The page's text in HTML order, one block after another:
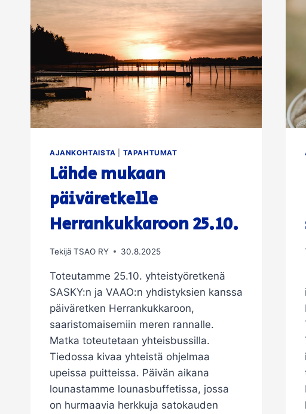
AJANKOHTAISTA TAPAHTUMAT
Lähde mukaan
päiväretkelle
Herrankukkaroon 25.10.
Tekijä TSAO RY 30.8.2025
Toteutamme 25.10. yhteistyöretkenä
SASKY:n ja VAAO:n yhdistyksien kanssa
päiväretken Herrankukkaroon,
saaristomaisemiin meren rannalle.
Matka toteutetaan yhteisbussilla.
Tiedossa kivaa yhteistä ohjelmaa
upeissa puitteissa. Päivän aikana
lounastamme lounasbuffetissa, jossa
on hurmaavia herkkuja satokauden